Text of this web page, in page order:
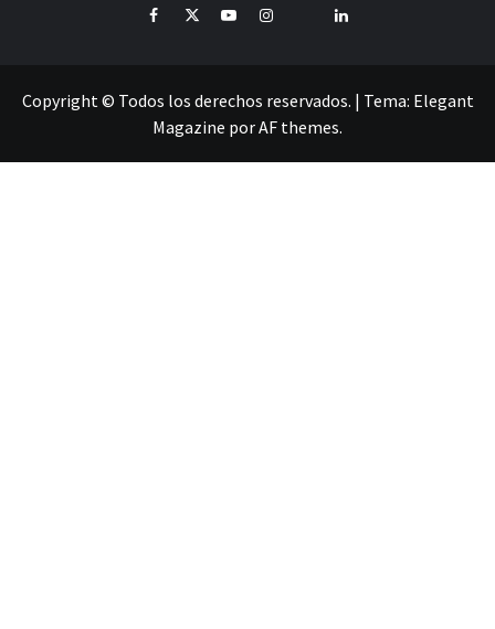
FacebookTwitterYoutubeInstagramPinterestLinkedIn
Copyright © Todos los derechos reservados. | Tema: Elegant
Magazine porAF themes.